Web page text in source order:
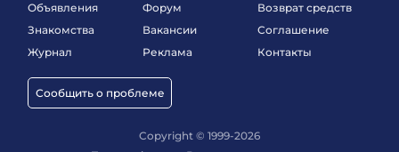
Объявления
Знакомства
Журнал
Сообщить о проблеме
Форум
Вакансии
Реклама
Возврат средств
Соглашение
Контакты
Copyright © 1999-2026